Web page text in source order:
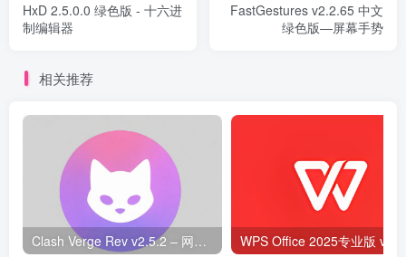
HxD 2.5.0.0 绿色版 - 十六进
制编辑器
FastGestures v2.2.65 中文
绿色版—屏幕手势
相关推荐
Clash Verge Rev v2.5.2 – 网络代理工具